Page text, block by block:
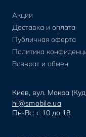
Акции
Доставка и оплата
Публичная оферта
Политика
Возврат и обмен
Киев, вул. Мокра
hi@smobile.ua
Пн-Вс: с 10 до 18